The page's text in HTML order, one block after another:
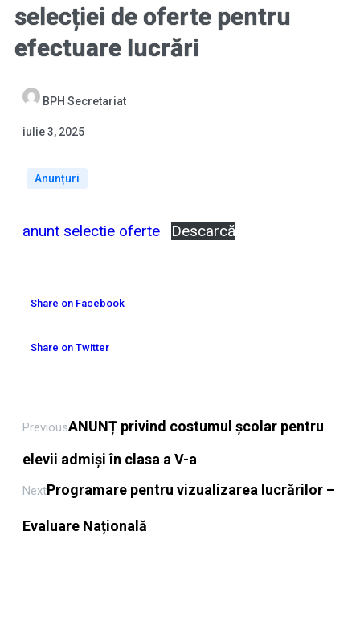
selecției de oferte pentru
efectuare lucrări
BPH Secretariat
iulie 3, 2025
Anunțuri
anunt selectie oferte Descarcă
Share on Facebook
Share on Twitter
PreviousANUNȚ privind costumul școlar pentru
elevii admiși în clasa a V-a
NextProgramare pentru vizualizarea lucrărilor –
Evaluare Națională